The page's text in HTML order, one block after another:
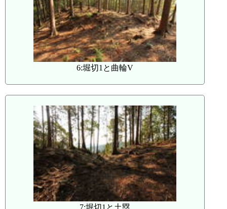
6:堀切1と曲輪V
7:堀切1と土塁